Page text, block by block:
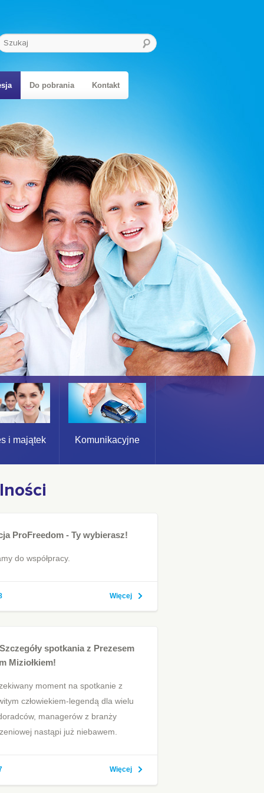
Do pobrania Kontakt
i majątek Komunikacyjne
ProFreedom - Ty wybierasz!
do współpracy.
Więcej
spotkania z Prezesem
Miziołkiem!
moment na spotkanie z
człowiekiem-legendą dla wielu
managerów z branży
nastąpi już niebawem.
Więcej